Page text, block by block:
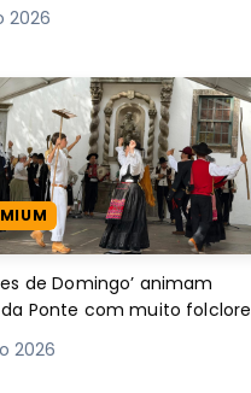
2026
de Domingo’ animam
Ponte com muito folclore
2026